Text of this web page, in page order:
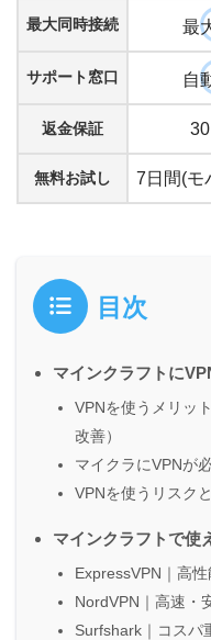
最大同時接続 最
サポート窓口 自
返金保証
無料お試し 7日間(モ
目次
マインクラフトに
VPNを使うメリッ
改善）
マイクラにVPNが
VPNを使うリスク
マインクラフトで使
ExpressVPN｜高
NordVPN｜高速・
Surfshark｜コスパ